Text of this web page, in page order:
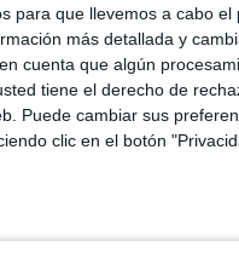
para que llevemos a cabo el
más detallada y
cuenta que algún
tiene el derecho de
Puede cambiar sus
clic en el botón